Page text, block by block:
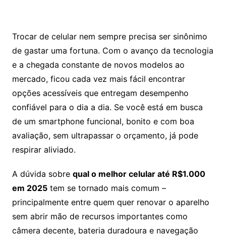
Trocar de celular nem sempre precisa ser sinônimo
de gastar uma fortuna. Com o avanço da tecnologia
e a chegada constante de novos modelos ao
mercado, ficou cada vez mais fácil encontrar
opções acessíveis que entregam desempenho
confiável para o dia a dia. Se você está em busca
de um smartphone funcional, bonito e com boa
avaliação, sem ultrapassar o orçamento, já pode
respirar aliviado.
A dúvida sobre qual o melhor celular até R$1.000
em 2025tem se tornado mais comum –
principalmente entre quem quer renovar o aparelho
sem abrir mão de recursos importantes como
câmera decente, bateria duradoura e navegação